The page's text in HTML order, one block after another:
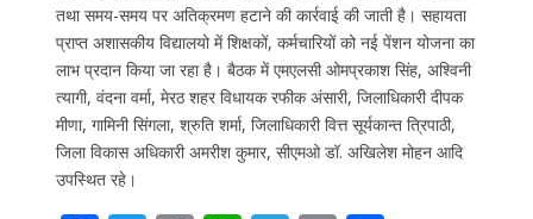
तथा समय-समय पर अतिक्रमण हटाने की कार्रवाई की जाती है। सहायता
प्राप्त अशासकीय विद्यालयो में शिक्षकों, कर्मचारियों को नई पेंशन योजना का
लाभ प्रदान किया जा रहा है। बैठक में एमएलसी ओमप्रकाश सिंह, अश्विनी
त्यागी, वंदना वर्मा, मेरठ शहर विधायक रफीक अंसारी, जिलाधिकारी दीपक
मीणा, गामिनी सिंगला, श्रुति शर्मा, जिलाधिकारी वित्त सूर्यकान्त त्रिपाठी,
जिला विकास अधिकारी अमरीश कुमार, सीएमओ डॉ. अखिलेश मोहन आदि
उपस्थित रहे।